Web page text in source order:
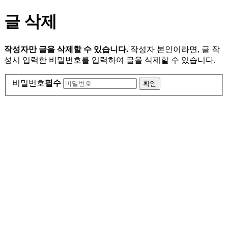
글 삭제
작성자만 글을 삭제할 수 있습니다. 작성자 본인이라면, 글 작
성시 입력한 비밀번호를 입력하여 글을 삭제할 수 있습니다.
비밀번호필수